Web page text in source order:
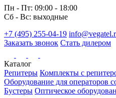
Пн - Пт: 09:00 - 18:00
Сб - Вс: выходные
+7 (495) 255-04-19
Заказать звонок Стать дилером
Каталог
Репитеры Комплекты с
Оборудование для операторов
Бустеры Оптическое